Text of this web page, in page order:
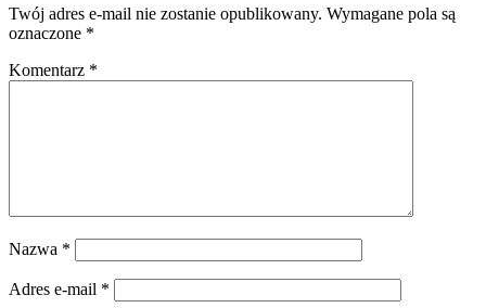
Twój adres e-mail nie zostanie opublikowany. Wymagane pola są
oznaczone *
Komentarz *
Nazwa *
Adres e-mail *